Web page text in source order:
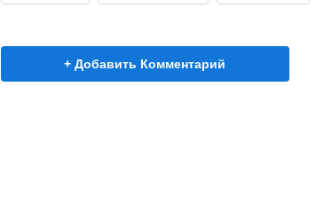
+ Добавить Комментарий